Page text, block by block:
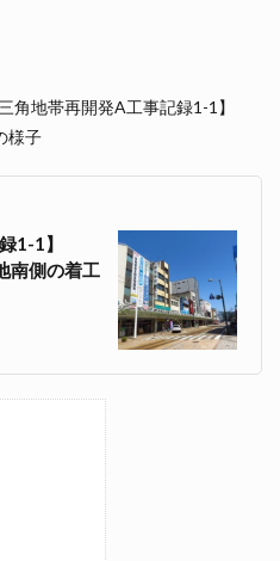
角地帯再開発A工事記録1-1】
様子
1-1】
南側の着工